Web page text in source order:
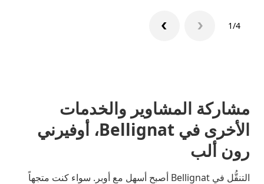
1/4
مشاركة المشاوير والخدمات
الأخرى في Bellignat، أوفيرني
رون ألب
التنقُّل في Bellignat أصبح أسهل مع أوبر. سواء كنت متجهاً